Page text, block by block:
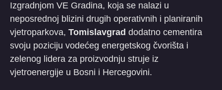
​Izgradnjom VE Gradina, koja se nalazi u
neposrednoj blizini drugih operativnih i planiranih
vjetroparkova, Tomislavgrad dodatno cementira
svoju poziciju vodećeg energetskog čvorišta i
zelenog lidera za proizvodnju struje iz
vjetroenergije u Bosni i Hercegovini.